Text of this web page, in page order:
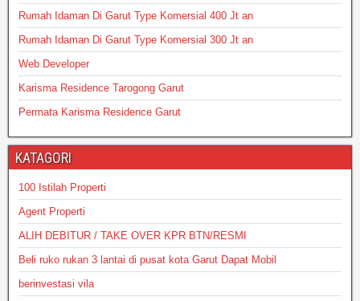
Rumah Idaman Di Garut Type Komersial 400 Jt an
Rumah Idaman Di Garut Type Komersial 300 Jt an
Web Developer
Karisma Residence Tarogong Garut
Permata Karisma Residence Garut
KATAGORI
100 Istilah Properti
Agent Properti
ALIH DEBITUR / TAKE OVER KPR BTN/RESMI
Beli ruko rukan 3 lantai di pusat kota Garut Dapat Mobil
berinvestasi vila